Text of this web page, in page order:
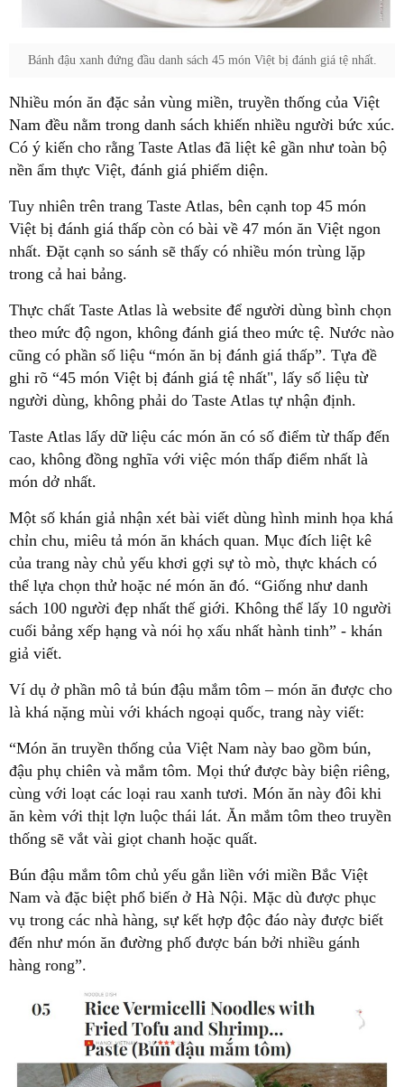
Bánh đậu xanh đứng đầu danh sách 45 món Việt bị đánh giá tệ nhất.
Nhiều món ăn đặc sản vùng miền, truyền thống của Việt
Nam đều nằm trong danh sách khiến nhiều người bức xúc.
Có ý kiến cho rằng Taste Atlas đã liệt kê gần như toàn bộ
nền ẩm thực Việt, đánh giá phiếm diện.
Tuy nhiên trên trang Taste Atlas, bên cạnh top 45 món
Việt bị đánh giá thấp còn có bài về 47 món ăn Việt ngon
nhất. Đặt cạnh so sánh sẽ thấy có nhiều món trùng lặp
trong cả hai bảng.
Thực chất Taste Atlas là website để người dùng bình chọn
theo mức độ ngon, không đánh giá theo mức tệ. Nước nào
cũng có phần số liệu “món ăn bị đánh giá thấp”. Tựa đề
ghi rõ “45 món Việt bị đánh giá tệ nhất", lấy số liệu từ
người dùng, không phải do Taste Atlas tự nhận định.
Taste Atlas lấy dữ liệu các món ăn có số điểm từ thấp đến
cao, không đồng nghĩa với việc món thấp điểm nhất là
món dở nhất.
Một số khán giả nhận xét bài viết dùng hình minh họa khá
chỉn chu, miêu tả món ăn khách quan. Mục đích liệt kê
của trang này chủ yếu khơi gợi sự tò mò, thực khách có
thể lựa chọn thử hoặc né món ăn đó. “Giống như danh
sách 100 người đẹp nhất thế giới. Không thể lấy 10 người
cuối bảng xếp hạng và nói họ xấu nhất hành tinh” - khán
giả viết.
Ví dụ ở phần mô tả bún đậu mắm tôm – món ăn được cho
là khá nặng mùi với khách ngoại quốc, trang này viết:
“Món ăn truyền thống của Việt Nam này bao gồm bún,
đậu phụ chiên và mắm tôm. Mọi thứ được bày biện riêng,
cùng với loạt các loại rau xanh tươi. Món ăn này đôi khi
ăn kèm với thịt lợn luộc thái lát. Ăn mắm tôm theo truyền
thống sẽ vắt vài giọt chanh hoặc quất.
Bún đậu mắm tôm chủ yếu gắn liền với miền Bắc Việt
Nam và đặc biệt phổ biến ở Hà Nội. Mặc dù được phục
vụ trong các nhà hàng, sự kết hợp độc đáo này được biết
đến như món ăn đường phố được bán bởi nhiều gánh
hàng rong”.